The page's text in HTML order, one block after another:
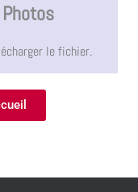
le fichier.